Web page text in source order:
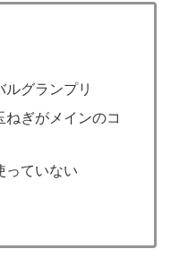
グランプリ
ぎがメインのコ
っていない